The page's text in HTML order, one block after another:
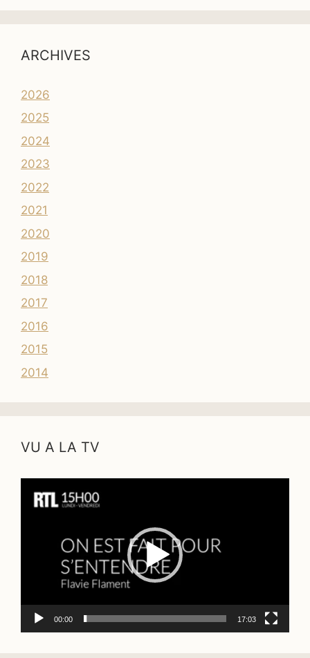
ARCHIVES
2026
2025
2024
2023
2022
2021
2020
2019
2018
2017
2016
2015
2014
VU A LA TV
vidéo
00:00 17:03